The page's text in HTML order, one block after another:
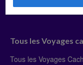
Restaurants cacher
Tous les Voyages
Tous les Voyages